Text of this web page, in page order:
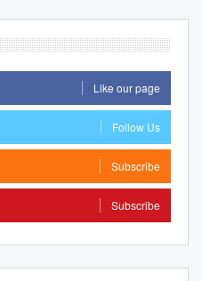
Like our page
Follow Us
Subscribe
Subscribe